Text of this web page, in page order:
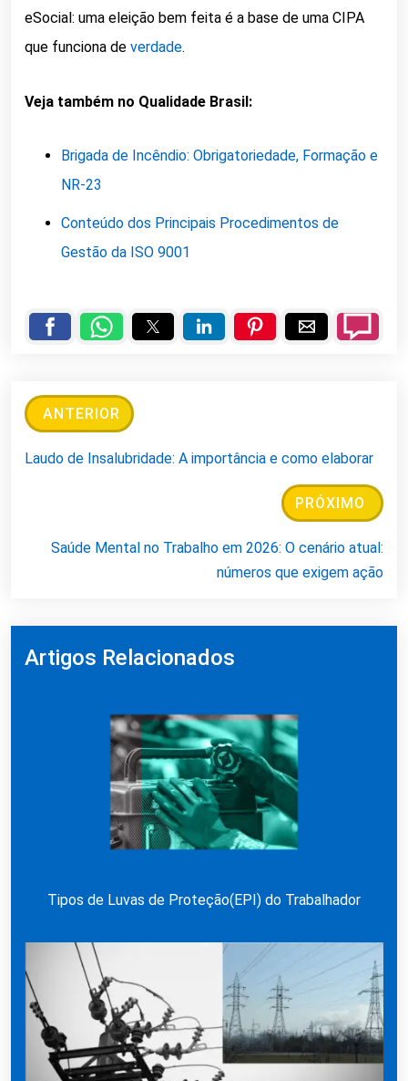
eSocial: uma eleição bem feita é a base de uma CIPA
que funciona de verdade.
Veja também no Qualidade Brasil:
Brigada de Incêndio: Obrigatoriedade, Formação e
NR-23
Conteúdo dos Principais Procedimentos de
Gestão da ISO 9001
ANTERIOR
Laudo de Insalubridade: A importância e como elaborar
PRÓXIMO
Saúde Mental no Trabalho em 2026: O cenário atual:
números que exigem ação
Artigos Relacionados
Tipos de Luvas de Proteção(EPI) do Trabalhador